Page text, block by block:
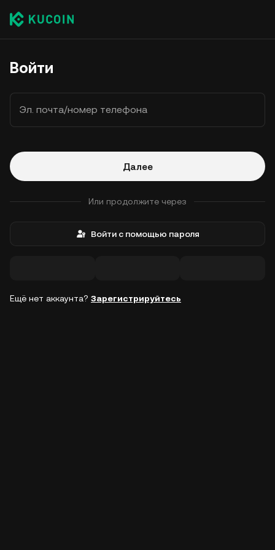
Войти
Эл. почта/номер телефона
Далее
Или продолжите через
Войти с помощью пароля
Ещё нет аккаунта? Зарегистрируйтесь